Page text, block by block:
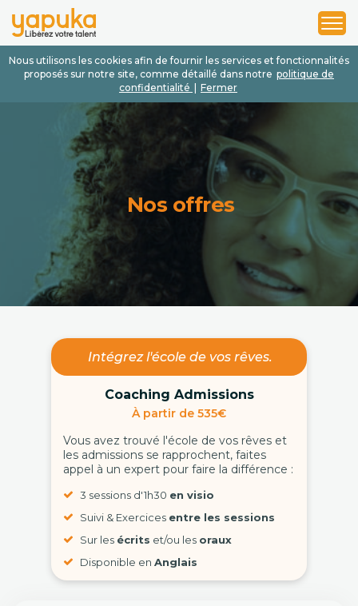
Nous utilisons les cookies afin de fournir les services et fonctionnalités
proposés sur notre site, comme détaillé dans notre politique de
confidentialité
Fermer
1
2
3
Nos offres
Intégrez l'école de vos rêves.
Coaching Admissions
À partir de 535€
Vous avez trouvé l'école de vos rêves et
les admissions se rapprochent, faites
appel à un expert pour faire la différence :
3 sessions d'1h30 en visio
Suivi & Exercices entre les sessions
Sur les écrits et/ou les oraux
Disponible en Anglais